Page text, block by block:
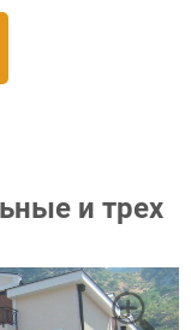
и трех